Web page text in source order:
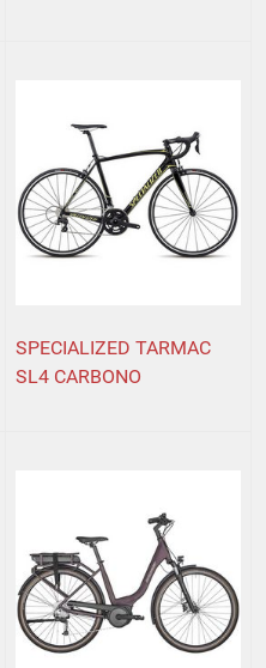
SPECIALIZED TARMAC
SL4 CARBONO